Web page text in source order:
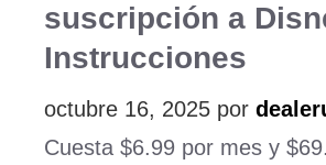
suscripción a
Instrucciones
octubre 16, 2025 por
Cuesta $6.99 por mes y